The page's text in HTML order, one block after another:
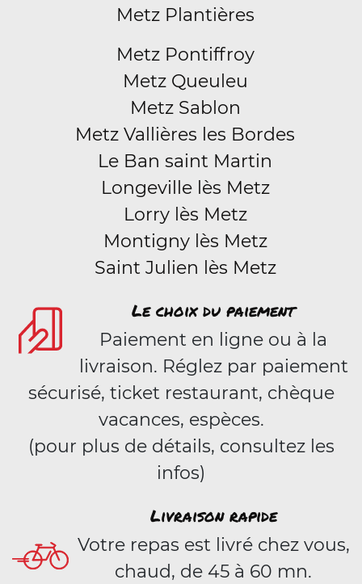
Metz Plantières
Metz Pontiffroy
Metz Queuleu
Metz Sablon
Metz Vallières les Bordes
Le Ban saint Martin
Longeville lès Metz
Lorry lès Metz
Montigny lès Metz
Saint Julien lès Metz
Le choix du paiement
Paiement en ligne ou à la
livraison. Réglez par paiement
sécurisé, ticket restaurant, chèque
vacances, espèces.
(pour plus de détails, consultez les
infos)
Livraison rapide
Votre repas est livré chez vous,
chaud, de 45 à 60 mn.